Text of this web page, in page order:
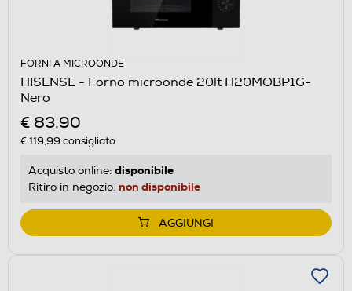
FORNI A MICROONDE
HISENSE - Forno microonde 20lt H20MOBP1G-
Nero
€ 83,90
€ 119,99 consigliato
Acquisto online: disponibile
Ritiro in negozio: non disponibile
AGGIUNGI